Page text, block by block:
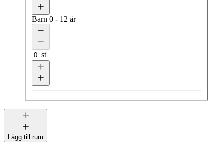
Barn 0 - 12 år
st
Lägg till rum